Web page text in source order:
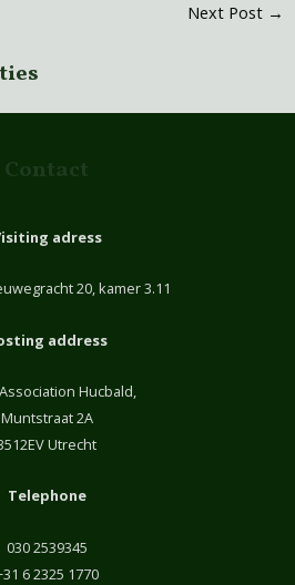
Next Post →
Contact
adress
20, kamer 3.11
address
Hucbald,
Muntstraat 2A
Utrecht
Telephone
030 2539345
6 2325 1770